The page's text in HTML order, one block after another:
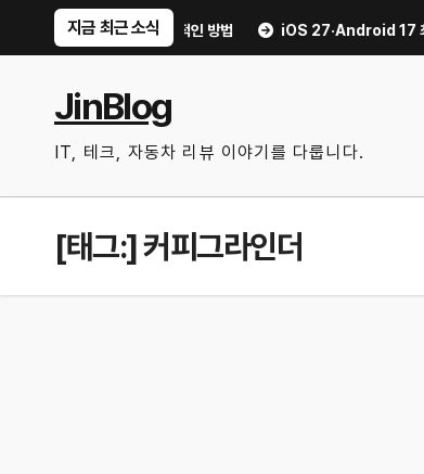
지금 최근 소식
불안 줄이는 현실적인 방법 iOS 27·Android 17 최신 기능 숨
JinBlog
IT, 테크, 자동차 리뷰 이야기를 다룹니다.
[태그:]커피그라인더